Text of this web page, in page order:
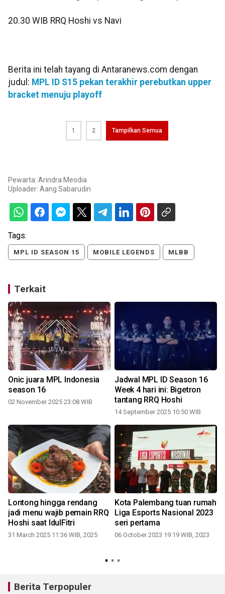
20.30 WIB RRQ Hoshi vs Navi
Berita ini telah tayang di Antaranews.com dengan
judul: MPL ID S15 pekan terakhir perebutkan upper
bracket menuju playoff
1 2 Tampilkan Semua
Pewarta: Arindra Meodia
Uploader: Aang Sabarudin
Tags:
MPL ID SEASON 15 MOBILE LEGENDS MLBB
Terkait
Onic juara MPL Indonesia
season 16
02 November 2025 23:08 WIB
Jadwal MPL ID Season 16
Week 4 hari ini: Bigetron
tantang RRQ Hoshi
14 September 2025 10:50 WIB
Lontong hingga rendang
jadi menu wajib pemain RRQ
Hoshi saat IdulFitri
31 March 2025 11:36 WIB, 2025
Kota Palembang tuan rumah
Liga Esports Nasional 2023
seri pertama
06 October 2023 19:19 WIB, 2023
Berita Terpopuler